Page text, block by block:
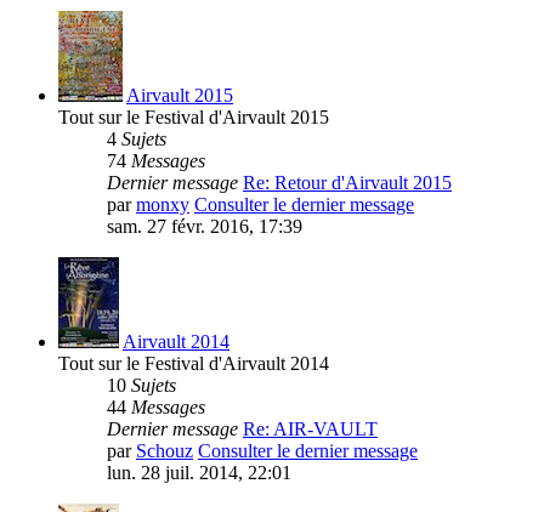
Airvault 2015
Tout sur le Festival d'Airvault 2015
4 Sujets
74 Messages
Dernier message Re: Retour d'Airvault 2015
parmonxy Consulter le dernier message
sam. 27 févr. 2016, 17:39
Airvault 2014
Tout sur le Festival d'Airvault 2014
10 Sujets
44 Messages
Dernier message Re: AIR-VAULT
par Schouz Consulter le dernier message
lun. 28 juil. 2014, 22:01